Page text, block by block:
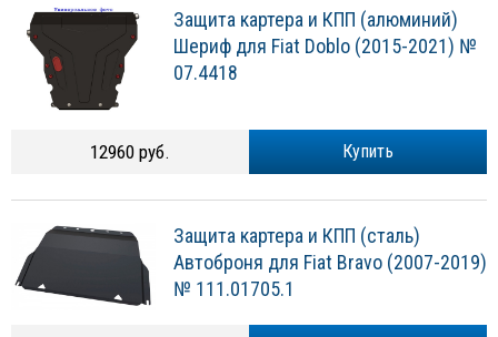
Защита картера и КПП (алюминий)
Шериф для Fiat Doblo (2015-2021) №
07.4418
Купить
12960 руб.
Защита картера и КПП (сталь)
Автоброня для Fiat Bravo (2007-2019)
№ 111.01705.1